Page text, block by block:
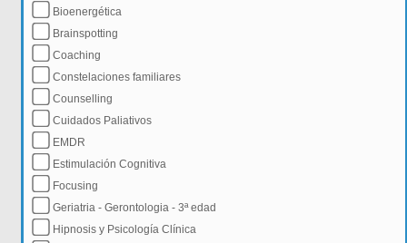
Bioenergética
Brainspotting
Coaching
Constelaciones familiares
Counselling
Cuidados Paliativos
EMDR
Estimulación Cognitiva
Focusing
Geriatria - Gerontologia - 3ª edad
Hipnosis y Psicología Clínica